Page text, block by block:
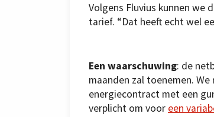
Volgens Fluvius kunnen we
tarief. “Dat heeft echt wel
Een waarschuwing: de
maanden zal toenemen.
energiecontract met een
verplicht om voor een